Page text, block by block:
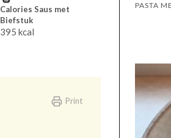
Calories Saus met
Biefstuk
395 kcal
Print